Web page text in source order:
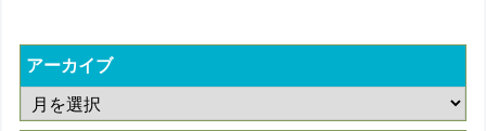
アーカイブ